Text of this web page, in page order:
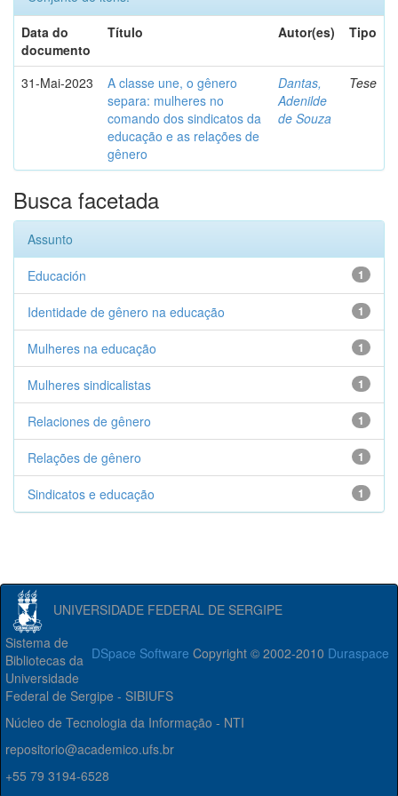
Data do
documento
Título Autor(es) Tipo
31-Mai-2023
A classe une, o gênero
separa: mulheres no
comando dos sindicatos da
educação e as relações de
gênero
Dantas,
Adenilde
de Souza
Tese
Busca facetada
Assunto
1
Educación
1
Identidade de gênero na educação
1
Mulheres na educação
1
Mulheres sindicalistas
1
Relaciones de gênero
1
Relações de gênero
1
Sindicatos e educação
UNIVERSIDADE FEDERAL DE SERGIPE
DSpace Software Copyright © 2002-2010 Duraspace
Sistema de
Bibliotecas da
Universidade
Federal de Sergipe - SIBIUFS
Núcleo de Tecnologia da Informação - NTI
repositorio@academico.ufs.br
+55 79 3194-6528